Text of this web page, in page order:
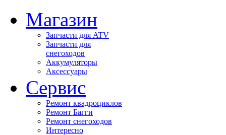
Магазин
Запчасти для ATV
Запчасти для
снегоходов
Аккумуляторы
Аксессуары
Сервис
Ремонт квадроциклов
Ремонт Багги
Ремонт снегоходов
Интересно